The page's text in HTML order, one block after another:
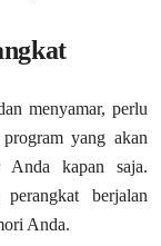
menyamar, perlu
yang akan
Anda kapan saja.
berjalan
Anda.